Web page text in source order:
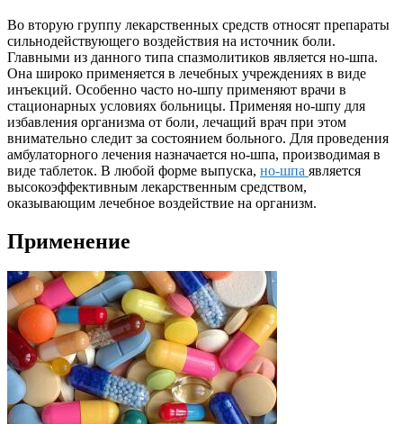
Во вторую группу лекарственных средств относят препараты
сильнодействующего воздействия на источник боли.
Главными из данного типа спазмолитиков является но-шпа.
Она широко применяется в лечебных учреждениях в виде
инъекций. Особенно часто но-шпу применяют врачи в
стационарных условиях больницы. Применяя но-шпу для
избавления организма от боли, лечащий врач при этом
внимательно следит за состоянием больного. Для проведения
амбулаторного лечения назначается но-шпа, производимая в
виде таблеток. В любой форме выпуска, но-шпа является
высокоэффективным лекарственным средством,
оказывающим лечебное воздействие на организм.
Применение